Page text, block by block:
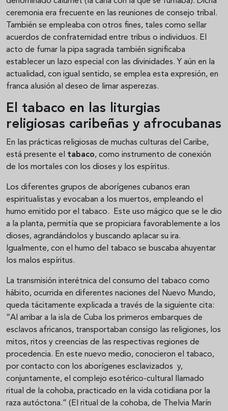
ceremonia era frecuente en las reuniones de consejo tribal.
También se empleaba con otros fines, tales como sellar
acuerdos de confraternidad entre tribus o individuos. El
acto de fumar la pipa sagrada también significaba
establecer un lazo especial con las divinidades. Y aún en la
actualidad, con igual sentido, se emplea esta expresión, en
franca alusión al deseo de limar asperezas.
El tabaco en las liturgias
religiosas caribeñas y afrocubanas
En las prácticas religiosas de muchas culturas del Caribe,
está presente el tabaco, como instrumento de conexión
de los mortales con los dioses y los espíritus.
Los diferentes grupos de aborígenes cubanos eran
espiritualistas y evocaban a los muertos, empleando el
humo emitido por el tabaco. Este uso mágico que se le dio
a la planta, permitía que se propiciara favorablemente a los
dioses, agrandándolos y buscando aplacar su ira.
Igualmente, con el humo del tabaco se buscaba ahuyentar
los malos espíritus.
La transmisión interétnica del consumo del tabaco como
hábito, ocurrida en diferentes naciones del Nuevo Mundo,
queda tácitamente explicada a través de la siguiente cita:
“Al arribar a la isla de Cuba los primeros embarques de
esclavos africanos, transportaban consigo las religiones, los
mitos, ritos y creencias de las respectivas regiones de
procedencia. En este nuevo medio, conocieron el tabaco,
por contacto con los aborígenes esclavizados y,
conjuntamente, el complejo esotérico-cultural llamado
ritual de la cohoba, practicado en la vida cotidiana por la
raza autóctona.” (El ritual de la cohoba, de Thelvia Marín